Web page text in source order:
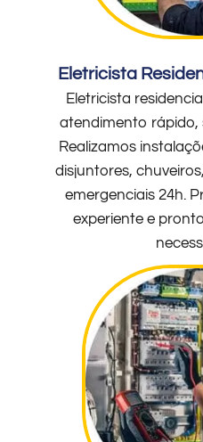
Eletricista
Eletricista
atendimento rápido,
Realizamos
disjuntores,
emergenciais 24h.
experiente e